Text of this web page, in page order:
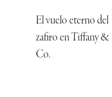
El vuelo eterno del
zafiro en Tiffany &
Co.